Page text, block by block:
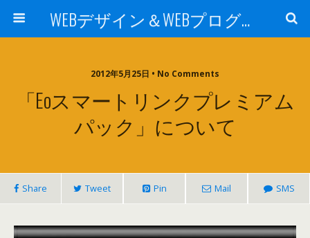
WEBデザイン＆WEBプログラミング -sei2の日記-
2012年5月25日 • No Comments
「eoスマートリンクプレミアム
パック」について
Share Tweet Pin Mail SMS